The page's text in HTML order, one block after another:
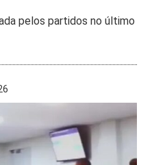
pelos partidos no último